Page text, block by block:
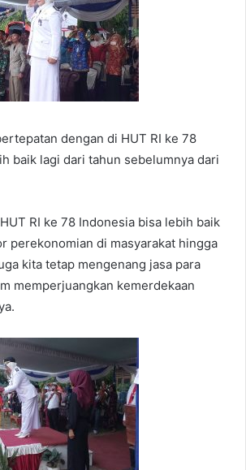
dengan di HUT RI ke 78
baik lagi dari tahun sebelumnya dari
RI ke 78 Indonesia bisa lebih baik
perekonomian di masyarakat hingga
kita tetap mengenang jasa para
memperjuangkan kemerdekaan